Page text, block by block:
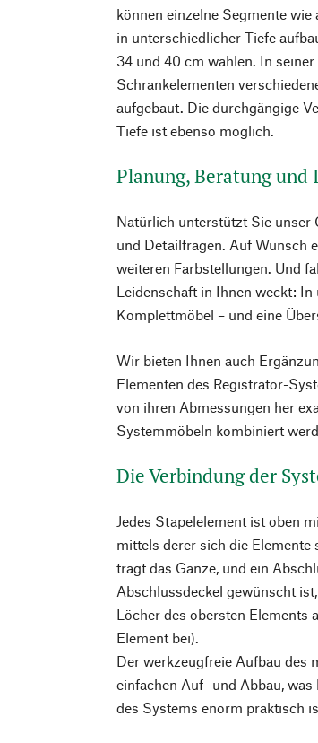
können einzelne Segmente
in unterschiedlicher Tiefe
34 und 40 cm wählen. In
Schrankelementen
aufgebaut. Die durchgängige
Tiefe ist ebenso möglich.
Planung, Beratung
Natürlich unterstützt Sie unser
und Detailfragen. Auf Wunsch
weiteren Farbstellungen. Und
Leidenschaft in Ihnen weckt:
Komplettmöbel – und eine
Wir bieten Ihnen auch
Elementen des Registrator-
von ihren Abmessungen her
Systemmöbeln kombiniert
Die Verbindung der
Jedes Stapelelement ist oben
mittels derer sich die Elemente
trägt das Ganze, und ein
Abschlussdeckel gewünscht
Löcher des obersten Elements
Element bei).
Der werkzeugfreie Aufbau des
einfachen Auf- und Abbau,
des Systems enorm praktisch